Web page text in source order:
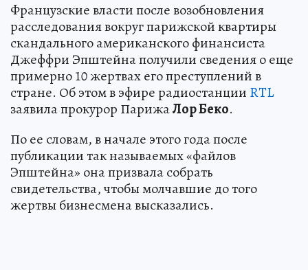
Французские власти после возобновления
расследования вокруг парижской квартиры
скандального американского финансиста
Джеффри Эпштейна получили сведения о еще
примерно 10 жертвах его преступлений в
стране. Об этом в эфире радиостанции RTL
заявила прокурор ПарижаЛор Беко.
По ее словам, в начале этого года после
публикации так называемых «файлов
Эпштейна» она призвала собрать
свидетельства, чтобы молчавшие до того
жертвы бизнесмена высказались.